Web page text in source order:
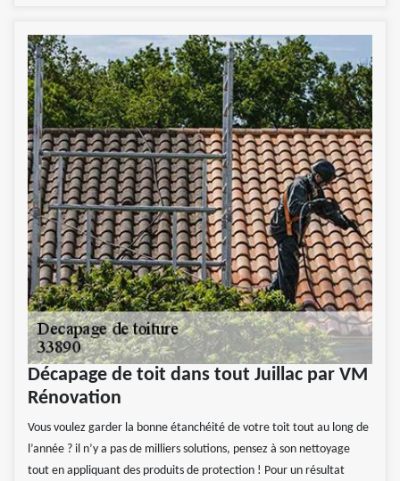
Décapage de toit dans tout Juillac par VM
Rénovation
Vous voulez garder la bonne étanchéité de votre toit tout au long de
l’année ? il n’y a pas de milliers solutions, pensez à son nettoyage
tout en appliquant des produits de protection ! Pour un résultat